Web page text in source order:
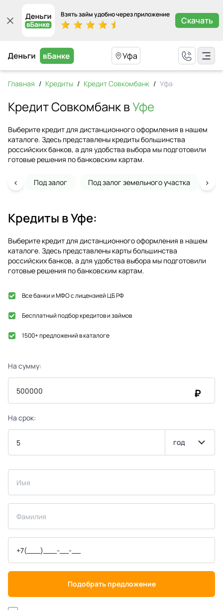
Взять займ удобно через приложение
Скачать
Уфа
Главная / Кредиты / Кредит Совкомбанк / Уфа
Кредит Совкомбанк вУфе
Выберите кредит для дистанционного оформления в нашем
каталоге. Здесь представлены кредиты большинства
российских банков, а для удобства выбора мы подготовили
готовые решения по банковским картам.
Под залог Под залог земельного участка
‹ ›
Кредиты вУфе:
Выберите кредит для дистанционного оформления в нашем
каталоге. Здесь представлены карты большинства
российских банков, а для удобства выбора мы подготовили
готовые решения по банковским картам.
Все банки и МФО с лицензией ЦБ РФ
Бесплатный подбор кредитов и займов
1500+ предложений в каталоге
На сумму:
₽
На срок:
год
Подобрать предложение